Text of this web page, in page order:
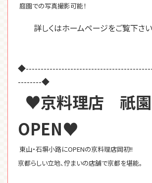
庭園での写真撮影可能！
詳しくはホームページをご覧下さい
--------◆
♥京料理店 祇
OPEN♥
東山・石塀小路にOPENの京料理店岡初!!
京都らしい立地、佇まいの店舗で京都を堪能。